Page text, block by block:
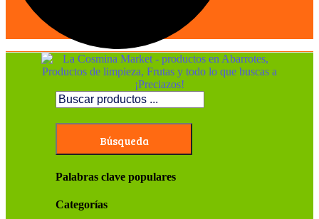
Búsqueda
Palabras clave populares
Categorías